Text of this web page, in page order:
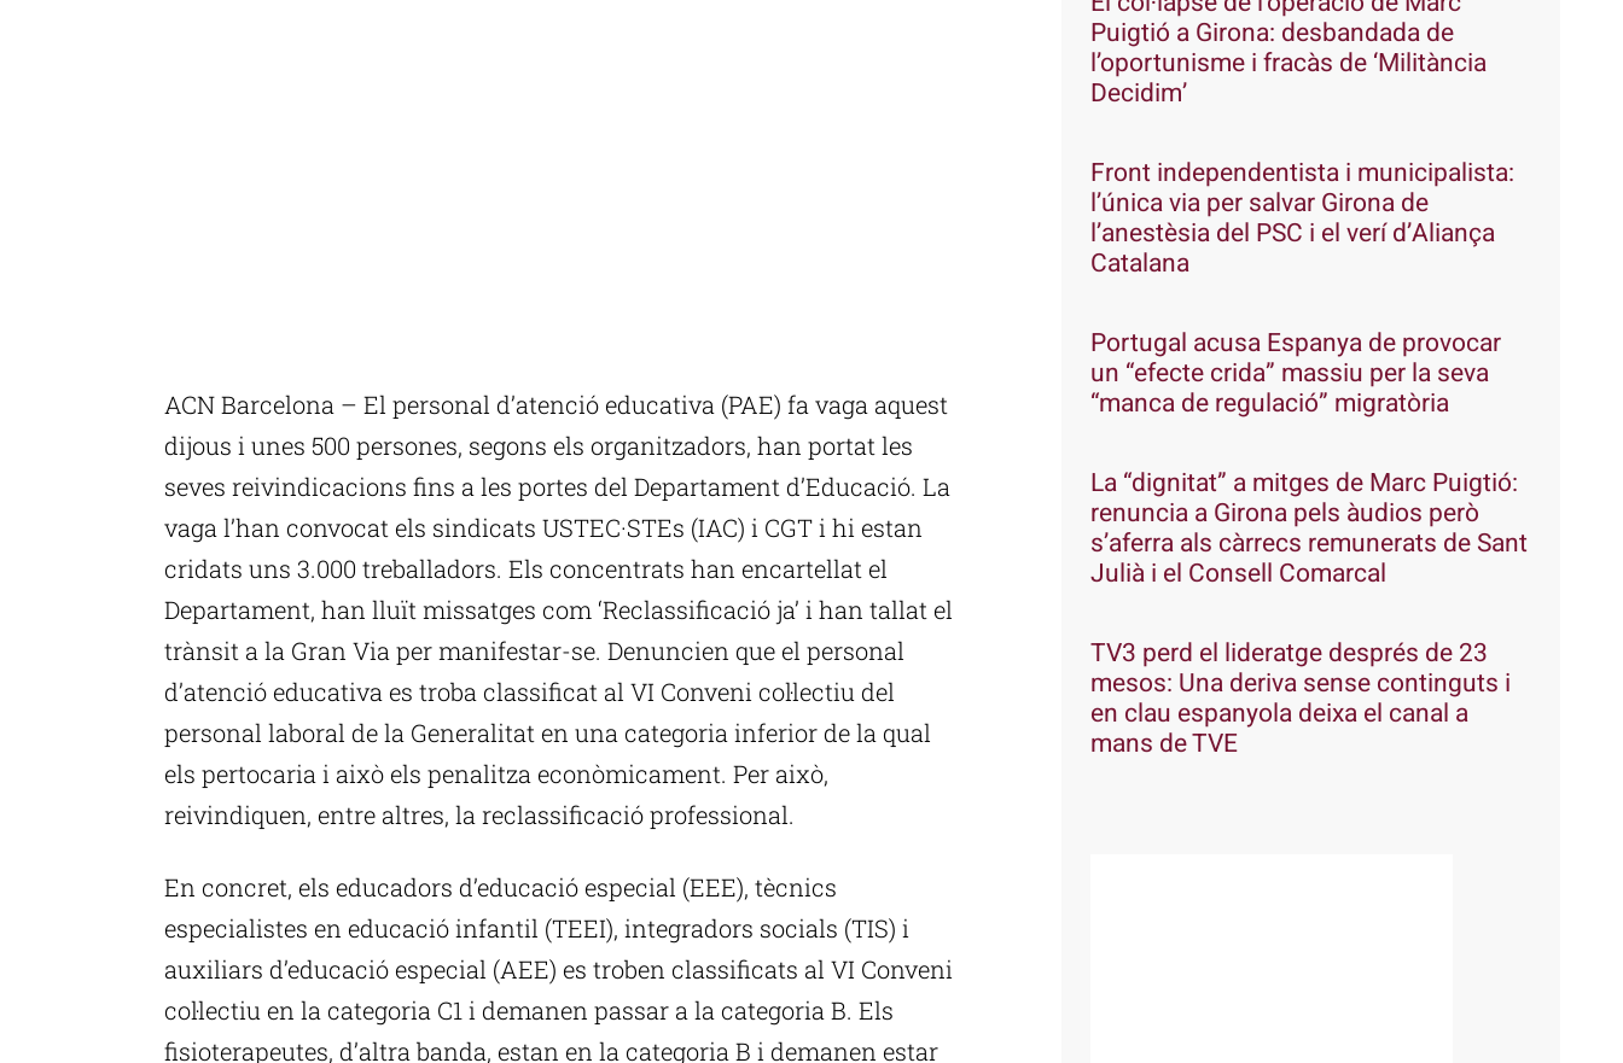
ACN Barcelona – El personal d’atenció educativa (PAE) fa vaga aquest
dijous i unes 500 persones, segons els organitzadors, han portat les
seves reivindicacions fins a les portes del Departament d’Educació. La
vaga l’han convocat els sindicats USTEC·STEs (IAC) i CGT i hi estan
cridats uns 3.000 treballadors. Els concentrats han encartellat el
Departament, han lluït missatges com ‘Reclassificació ja’ i han tallat el
trànsit a la Gran Via per manifestar-se. Denuncien que el personal
d’atenció educativa es troba classificat al VI Conveni col·lectiu del
personal laboral de la Generalitat en una categoria inferior de la qual
els pertocaria i això els penalitza econòmicament. Per això,
reivindiquen, entre altres, la reclassificació professional.
En concret, els educadors d’educació especial (EEE), tècnics
especialistes en educació infantil (TEEI), integradors socials (TIS) i
auxiliars d’educació especial (AEE) es troben classificats al VI Conveni
col·lectiu en la categoria C1 i demanen passar a la categoria B. Els
fisioterapeutes, d’altra banda, estan en la categoria B i demanen estar
Puigtió a Girona: desbandada de
l’oportunisme i fracàs de ‘Militància
Decidim’
Front independentista i municipalista:
l’única via per salvar Girona de
l’anestèsia del PSC i el verí d’Aliança
Catalana
Portugal acusa Espanya de provocar
un “efecte crida” massiu per la seva
“manca de regulació” migratòria
La “dignitat” a mitges de Marc Puigtió:
renuncia a Girona pels àudios però
s’aferra als càrrecs remunerats de Sant
Julià i el Consell Comarcal
TV3 perd el lideratge després de 23
mesos: Una deriva sense continguts i
en clau espanyola deixa el canal a
mans de TVE